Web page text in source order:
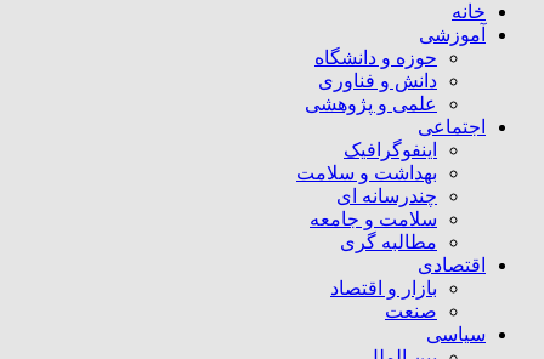
خانه
آموزشی
حوزه و دانشگاه
دانش و فناوری
علمی و پژوهشی
اجتماعی
اینفوگرافیک
بهداشت و سلامت
چندرسانه ای
سلامت و جامعه
مطالبه گری
اقتصادی
بازار و اقتصاد
صنعت
سیاسی